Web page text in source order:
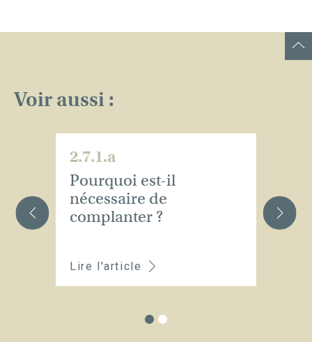
Voir aussi :
2.7.1.a
Pourquoi est-il
nécessaire de
complanter ?
Lire l'article